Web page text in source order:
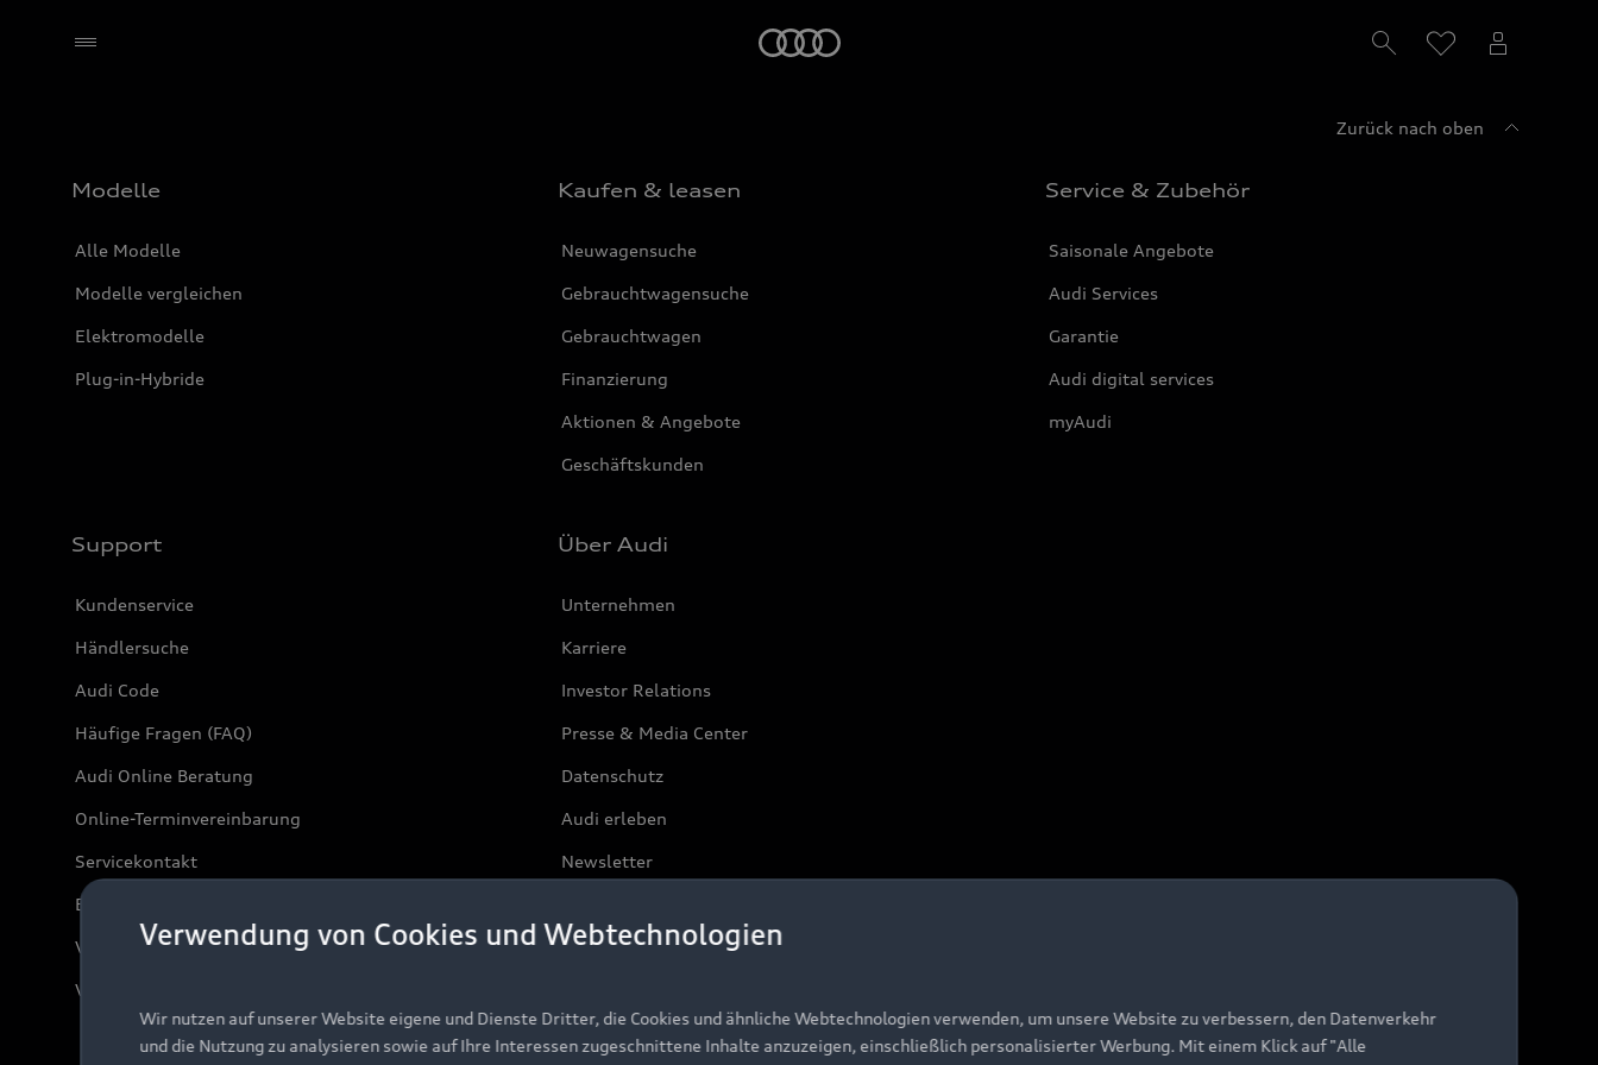
Zurück nach oben
Modelle
Alle Modelle
Modelle vergleichen
Elektromodelle
Plug-in-Hybride
Kaufen & leasen
Neuwagensuche
Gebrauchtwagensuche
Gebrauchtwagen
Finanzierung
Aktionen & Angebote
Geschäftskunden
Service & Zubehör
Saisonale Angebote
Audi Services
Garantie
Audi digital services
myAudi
Support
Kundenservice
Händlersuche
Audi Code
Häufige Fragen (FAQ)
Audi Online Beratung
Online-Terminvereinbarung
Servicekontakt
Bordbuch & Bedienungsanleitungen
Verträge kündigen
Vertrag widerrufen
Über Audi
Unternehmen
Karriere
Investor Relations
Presse & Media Center
Datenschutz
Audi erleben
Newsletter
Verwendung von Cookies und Webtechnologien
Wir nutzen auf unserer Website eigene und Dienste Dritter, die Cookies und ähnliche Webtechnologien verwenden, um unsere Website zu verbessern, den Datenverkehr
und die Nutzung zu analysieren sowie auf Ihre Interessen zugeschnittene Inhalte anzuzeigen, einschließlich personalisierter Werbung. Mit einem Klick auf "Alle